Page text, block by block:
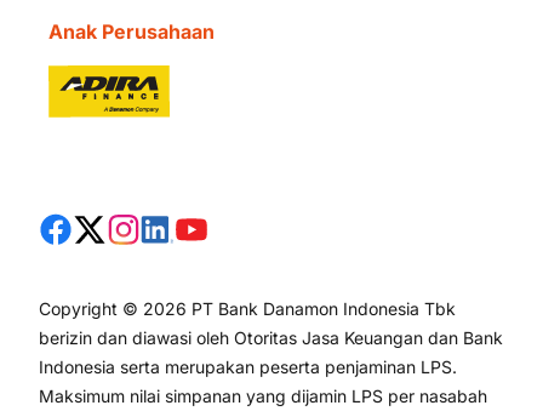
Anak Perusahaan
Copyright © 2026 PT Bank Danamon Indonesia Tbk
berizin dan diawasi oleh Otoritas Jasa Keuangan dan Bank
Indonesia serta merupakan peserta penjaminan LPS.
Maksimum nilai simpanan yang dijamin LPS per nasabah